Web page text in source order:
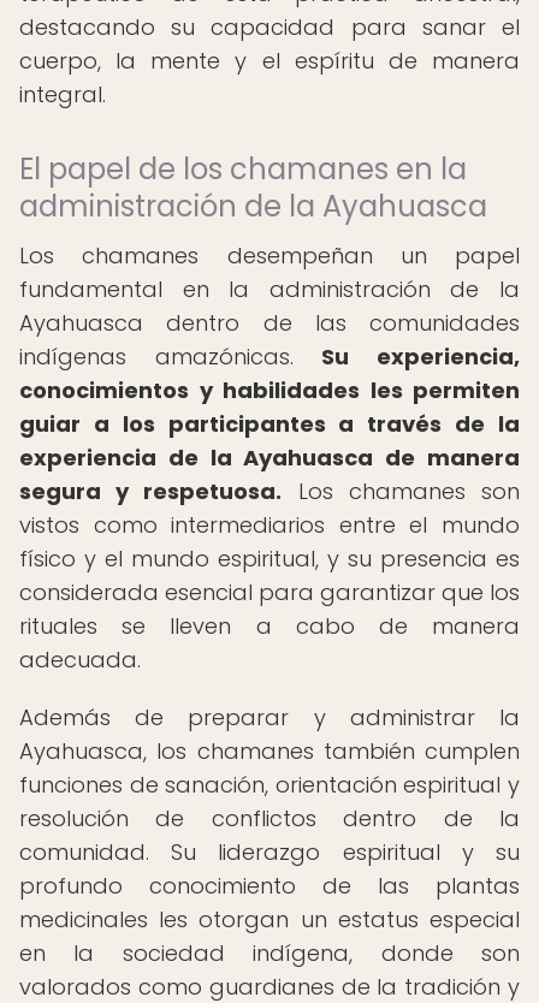
destacando su capacidad para sanar el
cuerpo, la mente y el espíritu de manera
integral.
El papel de los chamanes en la
administración de la Ayahuasca
Los chamanes desempeñan un papel
fundamental en la administración de la
Ayahuasca dentro de las comunidades
indígenas amazónicas. Su experiencia,
conocimientos y habilidades les permiten
guiar a los participantes a través de la
experiencia de la Ayahuasca de manera
segura y respetuosa. Los chamanes son
vistos como intermediarios entre el mundo
físico y el mundo espiritual, y su presencia es
considerada esencial para garantizar que los
rituales se lleven a cabo de manera
adecuada.
Además de preparar y administrar la
Ayahuasca, los chamanes también cumplen
funciones de sanación, orientación espiritual y
resolución de conflictos dentro de la
comunidad. Su liderazgo espiritual y su
profundo conocimiento de las plantas
medicinales les otorgan un estatus especial
en la sociedad indígena, donde son
valorados como guardianes de la tradición y